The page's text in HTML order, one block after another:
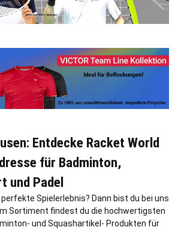
Entdecke Racket World
für Badminton,
und Padel
Spielerlebnis? Dann bist du bei uns
Sortiment findest du die hochwertigsten
und Squashartikel- Produkten für